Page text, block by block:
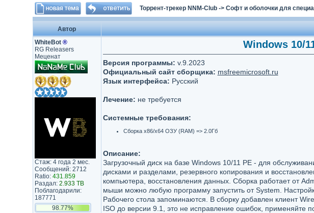
Торрент-трекер NNM-Club-> Софт и оболочки для
Автор
WhiteBot ®
RG Releasers
Меценат
Стаж: 4 года 2 мес.
Сообщений: 2712
Ratio: 431.859
Раздал: 2.933 TB
Поблагодарили:
187771
98.77%
Windows 10/
Версия программы: v.9.2023
Официальный сайт сборщика: msfreemicrosoft.ru
Язык интерфейса: Русский
Лечение: не требуется
Системные требования:
Сборка x86/x64 ОЗУ (RAM) => 2.0Гб
Описание:
Загрузочный диск на базе Windows 10/11 PE - для
дисками и разделами, резервного копирования и
компьютера, восстановления данных. Сборка работает от
мыши можно любую программу запустить от System.
Рабочего стола запоминаются. В сборку добавлен клиент
ISO до версии 9.1, это не исправление ошибок, применяйте